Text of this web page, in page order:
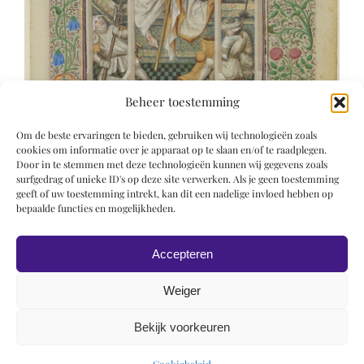
Beheer toestemming
Om de beste ervaringen te bieden, gebruiken wij technologieën zoals
cookies om informatie over je apparaat op te slaan en/of te raadplegen.
Door in te stemmen met deze technologieën kunnen wij gegevens zoals
surfgedrag of unieke ID's op deze site verwerken. Als je geen toestemming
geeft of uw toestemming intrekt, kan dit een nadelige invloed hebben op
bepaalde functies en mogelijkheden.
Accepteren
Weiger
Bekijk voorkeuren